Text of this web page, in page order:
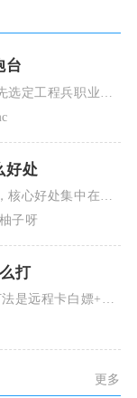
台
选定工程兵职业，
境下对受损炮台长
好处
心好处集中在快
缺养成资源、解锁
子呀
打
是远程卡白嫖+重
榴弹炮、攻城炮
更多